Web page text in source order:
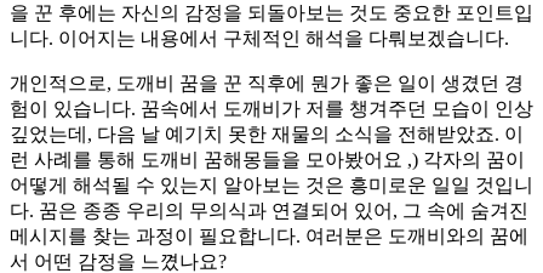
을 꾼 후에는 자신의 감정을 되돌아보는 것도 중요한 포인트입
니다. 이어지는 내용에서 구체적인 해석을 다뤄보겠습니다.
개인적으로, 도깨비 꿈을 꾼 직후에 뭔가 좋은 일이 생겼던 경
험이 있습니다. 꿈속에서 도깨비가 저를 챙겨주던 모습이 인상
깊었는데, 다음 날 예기치 못한 재물의 소식을 전해받았죠. 이
런 사례를 통해 도깨비 꿈해몽들을 모아봤어요 ,) 각자의 꿈이
어떻게 해석될 수 있는지 알아보는 것은 흥미로운 일일 것입니
다. 꿈은 종종 우리의 무의식과 연결되어 있어, 그 속에 숨겨진
메시지를 찾는 과정이 필요합니다. 여러분은 도깨비와의 꿈에
서 어떤 감정을 느꼈나요?